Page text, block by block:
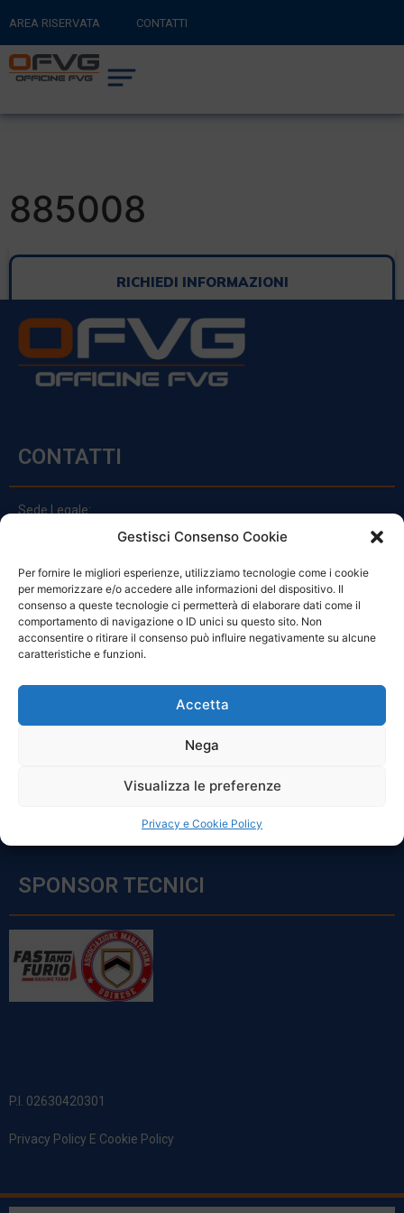
Gestisci Consenso Cookie
Per fornire le migliori esperienze, utilizziamo tecnologie come i cookie
per memorizzare e/o accedere alle informazioni del dispositivo. Il
consenso a queste tecnologie ci permetterà di elaborare dati come il
comportamento di navigazione o ID unici su questo sito. Non
acconsentire o ritirare il consenso può influire negativamente su alcune
caratteristiche e funzioni.
Accetta
Nega
Visualizza le preferenze
Privacy e Cookie Policy
AREA RISERVATA CONTATTI
RITORNA AL SITO PRINCIPALE
CARRELLO
885008
RICHIEDI INFORMAZIONI
CONTATTI
Sede Legale:
Via Principe Di Udine 144
clienti@officinefvg.it
info@officinefvg.it
posta@officinefvgpec.It
ORARI
Sabato: 8:00 – 12:00
SPONSOR TECNICI
P.I. 02630420301
Privacy Policy E Cookie Policy